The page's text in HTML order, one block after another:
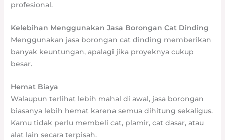
profesional.
Kelebihan Menggunakan Jasa Borongan Cat Dinding
Menggunakan jasa borongan cat dinding memberikan
banyak keuntungan, apalagi jika proyeknya cukup
besar.
Hemat Biaya
Walaupun terlihat lebih mahal di awal, jasa borongan
biasanya lebih hemat karena semua dihitung sekaligus.
Kamu tidak perlu membeli cat, plamir, cat dasar, atau
alat lain secara terpisah.